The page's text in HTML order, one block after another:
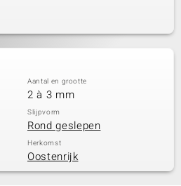
Aantal en grootte
2 à 3 mm
Slijpvorm
Rond geslepen
Herkomst
Oostenrijk